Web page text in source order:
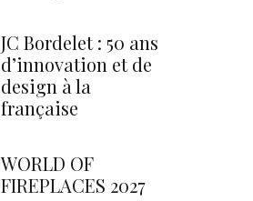
JC Bordelet : 50 ans
d’innovation et de
design à la
française
WORLD OF
FIREPLACES 2027